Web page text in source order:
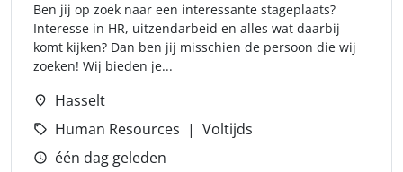
Ben jij op zoek naar een interessante stageplaats?
Interesse in HR, uitzendarbeid en alles wat daarbij
komt kijken? Dan ben jij misschien de persoon die wij
zoeken! Wij bieden je...
Hasselt
Human Resources
Voltijds
één dag geleden